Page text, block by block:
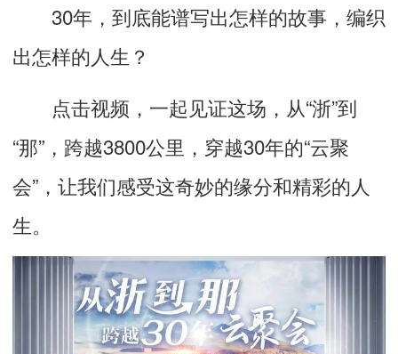
30年，到底能谱写出怎样的故事，编织
出怎样的人生？
点击视频，一起见证这场，从“浙”到
“那”，跨越3800公里，穿越30年的“云聚
会”，让我们感受这奇妙的缘分和精彩的人
生。